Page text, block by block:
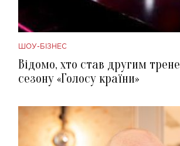
ШОУ-БІЗНЕС
Відомо, хто став другим
сезону «Голосу країни»